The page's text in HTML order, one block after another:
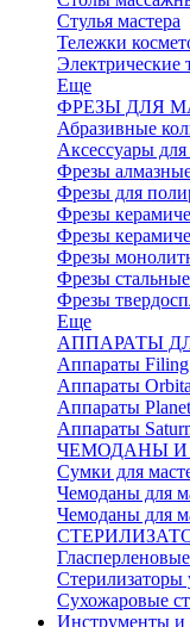
Стулья мастера
Тележки
Электрические
Еще
ФРЕЗЫ ДЛЯ
Абразивные
Аксессуары для
Фрезы
Фрезы для
Фрезы
Фрезы
Фрезы
Фрезы стальные
Фрезы
Еще
АППАРАТЫ
Аппараты Filing
Аппараты Orbita
Аппараты
Аппараты
ЧЕМОДАНЫ
Сумки для
Чемоданы для
Чемоданы для
Стерилизаторы
Сухожаровые
Инструменты и